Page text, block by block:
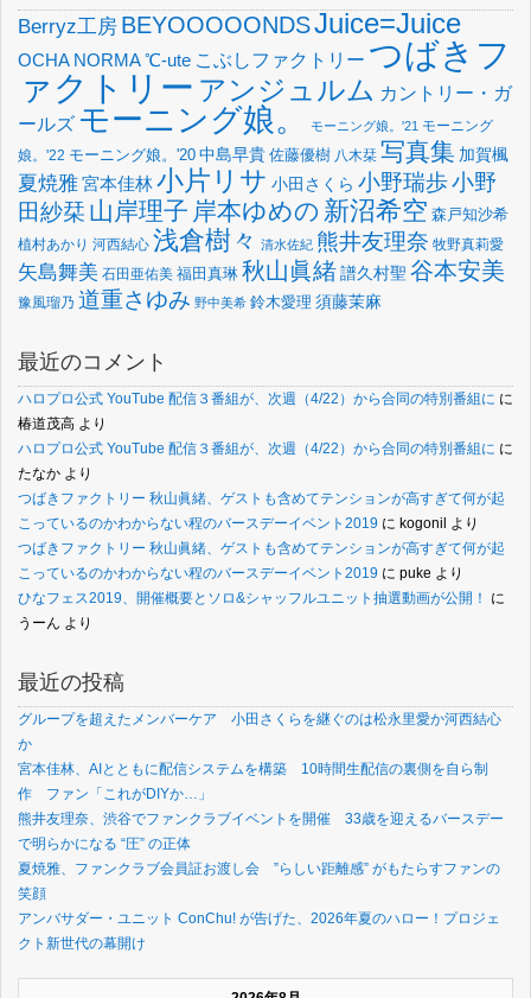
Berryz工房 BEYOOOOONDSJuice=Juice
OCHA NORMA℃-ute こぶしファクトリー つばきフ
ァクトリー アンジュルム カントリー・ガ
ールズ モーニング娘。 モーニング娘。'21 モーニング
娘。'22 モーニング娘。'20 中島早貴 佐藤優樹 八木栞 写真集 加賀楓
夏焼雅宮本佳林小片リサ 小田さくら 小野瑞歩小野
田紗栞 山岸理子 岸本ゆめの 新沼希空 森戸知沙希
植村あかり 河西結心 浅倉樹々 清水佐紀 熊井友理奈 牧野真莉愛
矢島舞美 石田亜佑美 福田真琳 秋山眞緒譜久村聖 谷本安美
豫風瑠乃 道重さゆみ 野中美希 鈴木愛理 須藤茉麻
最近のコメント
ハロプロ公式 YouTube 配信３番組が、次週（4/22）から合同の特別番組に に
椿道茂高 より
ハロプロ公式 YouTube 配信３番組が、次週（4/22）から合同の特別番組に に
たなか より
つばきファクトリー 秋山眞緒、ゲストも含めてテンションが高すぎて何が起
こっているのかわからない程のバースデーイベント2019 に kogonil より
つばきファクトリー 秋山眞緒、ゲストも含めてテンションが高すぎて何が起
こっているのかわからない程のバースデーイベント2019 に puke より
ひなフェス2019、開催概要とソロ&シャッフルユニット抽選動画が公開！
に
うーん より
最近の投稿
グループを超えたメンバーケア 小田さくらを継ぐのは松永里愛か河西結心
か
宮本佳林、AIとともに配信システムを構築 10時間生配信の裏側を自ら制
作 ファン「これがDIYか…」
熊井友理奈、渋谷でファンクラブイベントを開催 33歳を迎えるバースデー
で明らかになる “圧” の正体
夏焼雅、ファンクラブ会員証お渡し会 ”らしい距離感” がもたらすファンの
笑顔
アンバサダー・ユニット ConChu! が告げた、2026年夏のハロー！プロジェ
クト新世代の幕開け